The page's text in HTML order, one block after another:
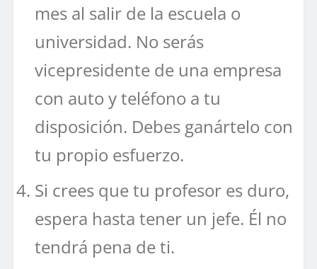
mes al salir de la escuela o
universidad. No serás
vicepresidente de una empresa
con auto y teléfono a tu
disposición. Debes ganártelo con
tu propio esfuerzo.
Si crees que tu profesor es duro,
espera hasta tener un jefe. Él no
tendrá pena de ti.